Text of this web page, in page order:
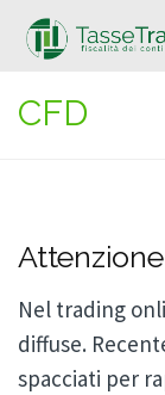
CFD
Nel trading
diffuse.
spacciati per